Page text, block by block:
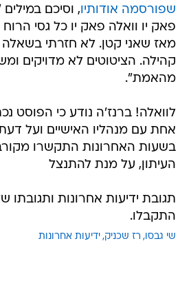
שפורסמה אודותיו, וסיכם
פאק יו וואלה פאק יו כל גסי
מאז שאני קטן. לא חזרתי
קהילה. הציטוטים לא מדויקים
מהאמת".
לוואלה! ברנז'ה נודע כי הפוסט
אחת עם מנהליו האישיים ועל
בשעות האחרונות התקשרו
העיתון, על מנת להתנצל
תגובת ידיעות אחרונות ותגובתו
התקבלו.
שי גבסו רז שכניק ידיעות אחרונות